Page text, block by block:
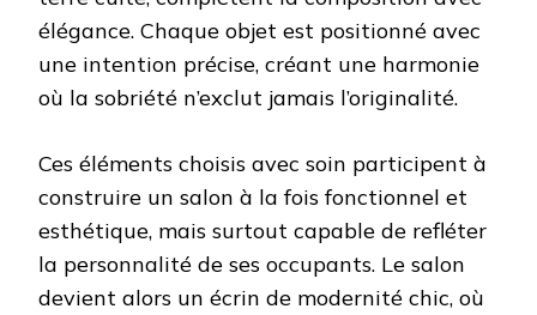
élégance. Chaque objet est positionné avec
une intention précise, créant une harmonie
où la sobriété n’exclut jamais l’originalité.
Ces éléments choisis avec soin participent à
construire un salon à la fois fonctionnel et
esthétique, mais surtout capable de refléter
la personnalité de ses occupants. Le salon
devient alors un écrin de modernité chic, où